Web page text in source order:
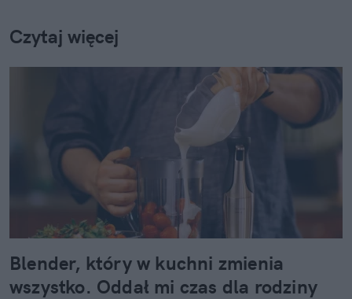
Czytaj więcej
Blender, który w kuchni zmienia
wszystko. Oddał mi czas dla rodziny